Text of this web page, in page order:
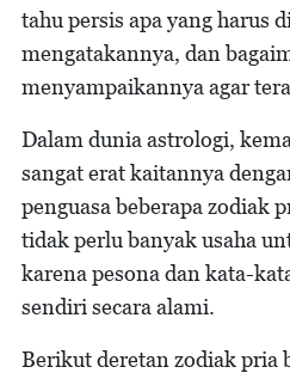
tahu persis apa yang harus
mengatakannya, dan
menyampaikannya agar
Dalam dunia astrologi,
sangat erat kaitannya
penguasa beberapa zodiak
tidak perlu banyak usaha
karena pesona dan kata-
sendiri secara alami.
Berikut deretan zodiak pria